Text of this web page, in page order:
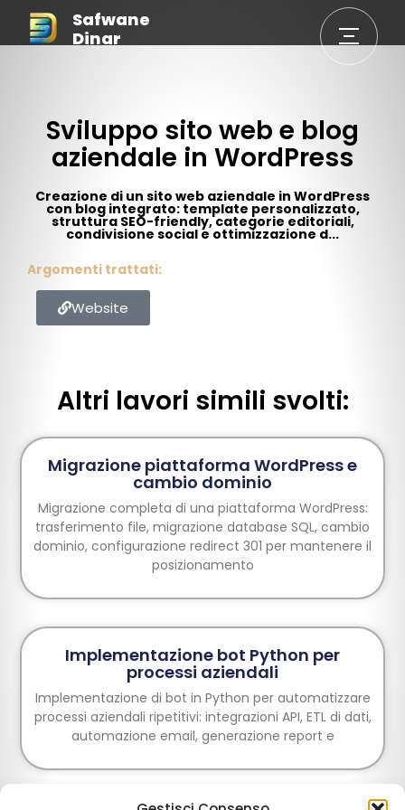
Safwane
Dinar
Sviluppo sito web e blog
aziendale in WordPress
Creazione di un sito web aziendale in WordPress
con blog integrato: template personalizzato,
struttura SEO-friendly, categorie editoriali,
condivisione social e ottimizzazione d...
Argomenti trattati:
Website
Altri lavori simili svolti:
Migrazione piattaforma WordPress e
cambio dominio
Migrazione completa di una piattaforma WordPress:
trasferimento file, migrazione database SQL, cambio
dominio, configurazione redirect 301 per mantenere il
posizionamento
Implementazione bot Python per
processi aziendali
Implementazione di bot in Python per automatizzare
processi aziendali ripetitivi: integrazioni API, ETL di dati,
automazione email, generazione report e